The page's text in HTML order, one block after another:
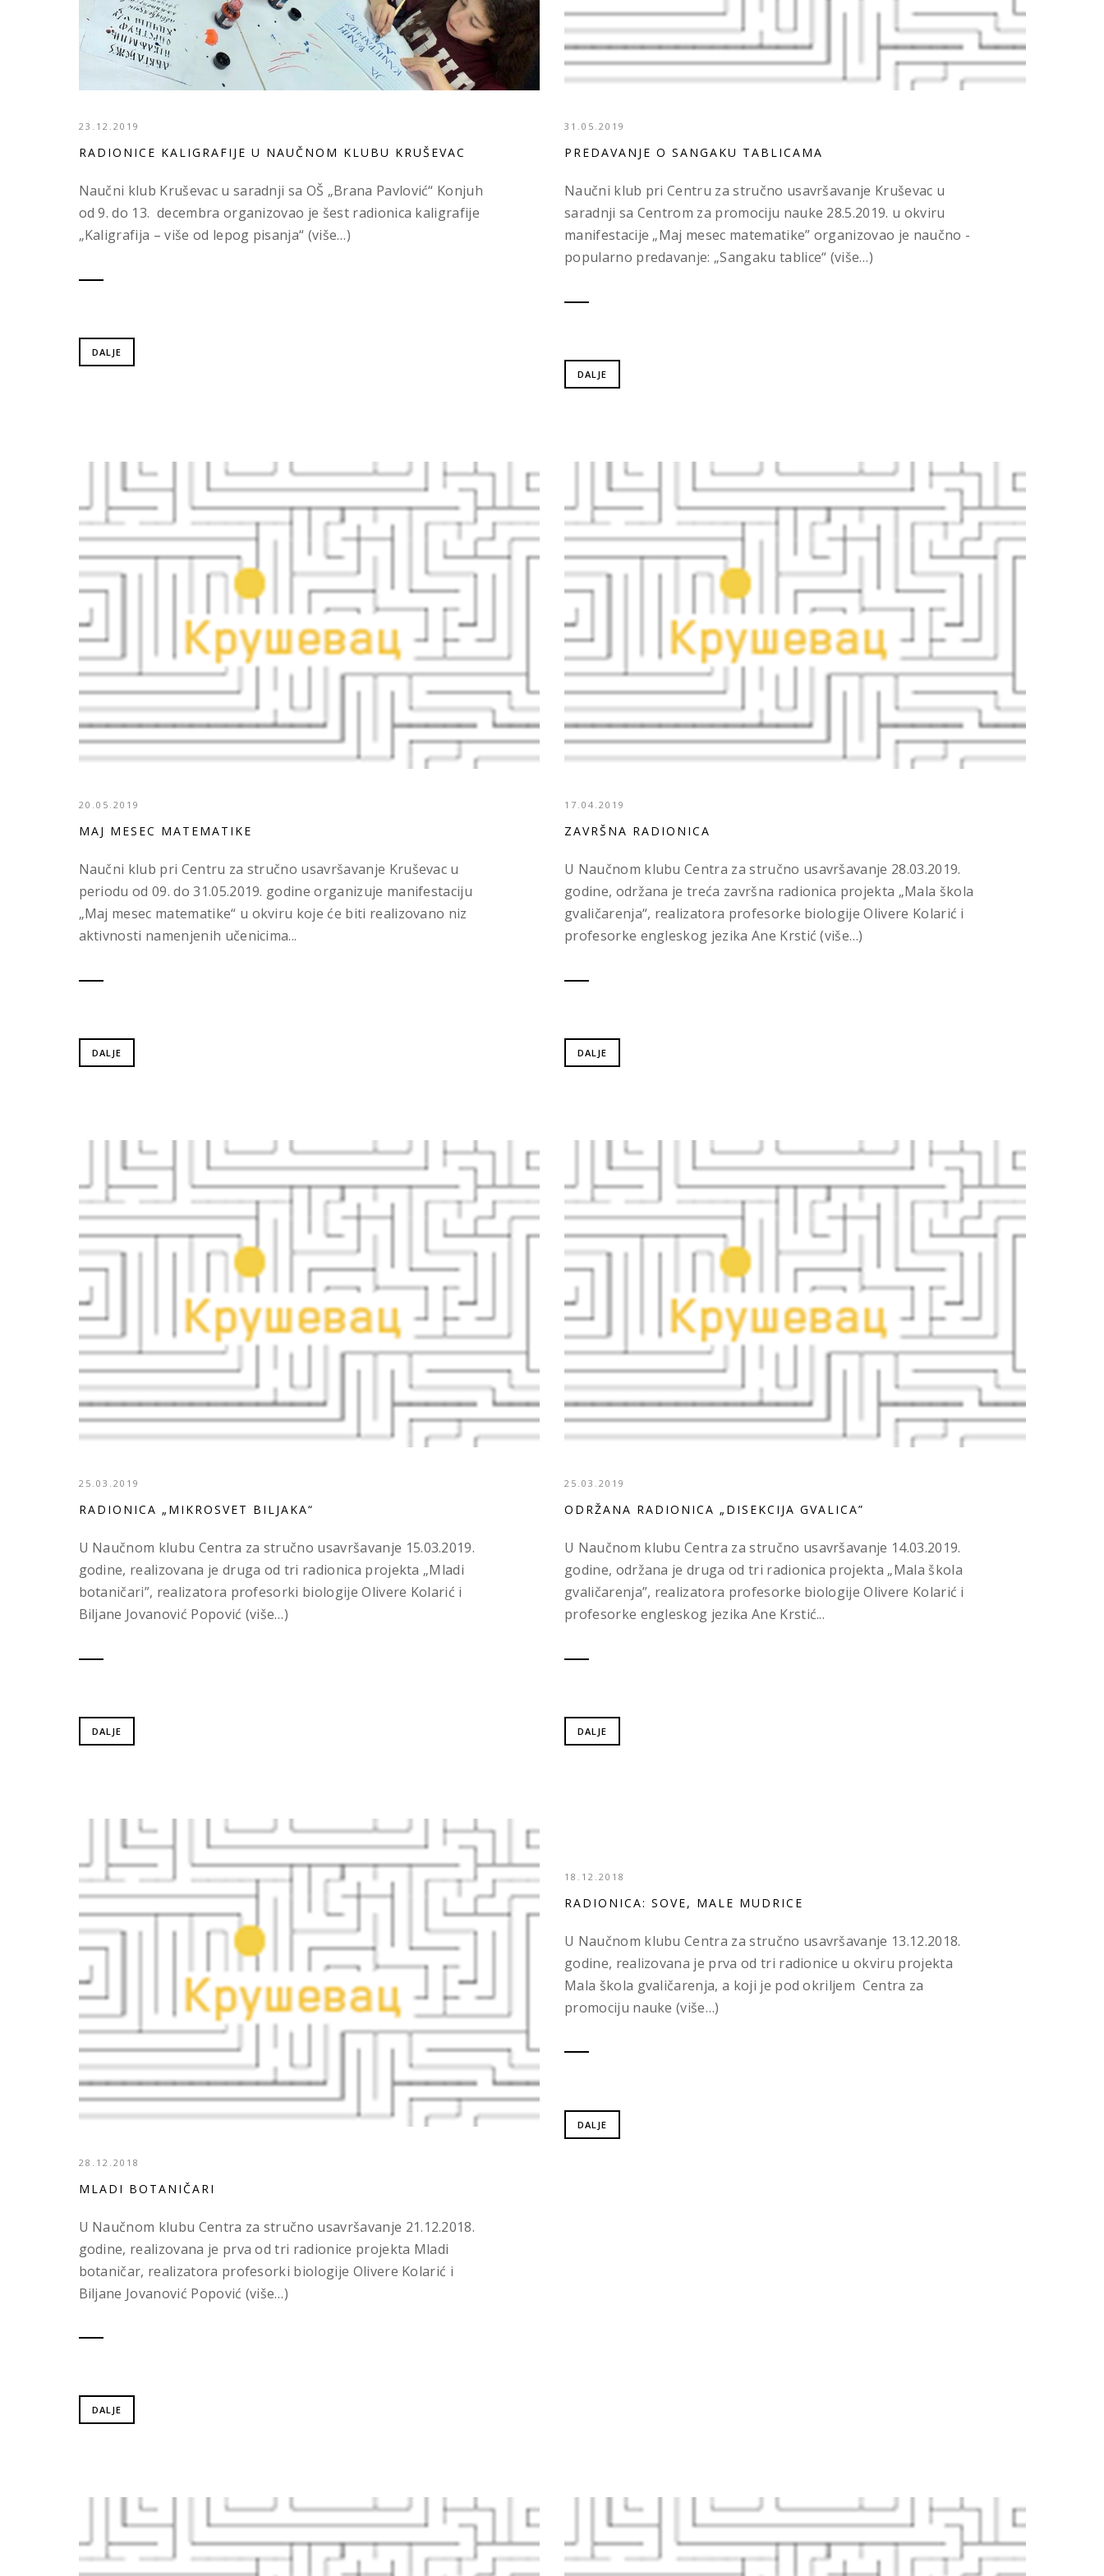
23.12.2019
RADIONICE KALIGRAFIJE U NAUČNOM KLUBU KRUŠEVAC
Naučni klub Kruševac u saradnji sa OŠ „Brana Pavlović“ Konjuh
od 9. do 13. decembra organizovao je šest radionica kaligrafije
„Kaligrafija – više od lepog pisanja“ (više…)
DALJE
31.05.2019
PREDAVANJE O SANGAKU TABLICAMA
Naučni klub pri Centru za stručno usavršavanje Kruševac u
saradnji sa Centrom za promociju nauke 28.5.2019. u okviru
manifestacije „Maj mesec matematike” organizovao je naučno -
popularno predavanje: „Sangaku tablice“ (više…)
DALJE
20.05.2019
MAJ MESEC MATEMATIKE
Naučni klub pri Centru za stručno usavršavanje Kruševac u
periodu od 09. do 31.05.2019. godine organizuje manifestaciju
„Maj mesec matematike“ u okviru koje će biti realizovano niz
aktivnosti namenjenih učenicima...
DALJE
17.04.2019
ZAVRŠNA RADIONICA
U Naučnom klubu Centra za stručno usavršavanje 28.03.2019.
godine, održana je treća završna radionica projekta „Mala škola
gvaličarenja“, realizatora profesorke biologije Olivere Kolarić i
profesorke engleskog jezika Ane Krstić (više…)
DALJE
25.03.2019
RADIONICA „MIKROSVET BILJAKA“
U Naučnom klubu Centra za stručno usavršavanje 15.03.2019.
godine, realizovana je druga od tri radionica projekta „Mladi
botaničari”, realizatora profesorki biologije Olivere Kolarić i
Biljane Jovanović Popović (više…)
DALJE
25.03.2019
ODRŽANA RADIONICA „DISEKCIJA GVALICA”
U Naučnom klubu Centra za stručno usavršavanje 14.03.2019.
godine, održana je druga od tri radionica projekta „Mala škola
gvaličarenja”, realizatora profesorke biologije Olivere Kolarić i
profesorke engleskog jezika Ane Krstić...
DALJE
28.12.2018
MLADI BOTANIČARI
U Naučnom klubu Centra za stručno usavršavanje 21.12.2018.
godine, realizovana je prva od tri radionice projekta Mladi
botaničar, realizatora profesorki biologije Olivere Kolarić i
Biljane Jovanović Popović (više…)
DALJE
18.12.2018
RADIONICA: SOVE, MALE MUDRICE
U Naučnom klubu Centra za stručno usavršavanje 13.12.2018.
godine, realizovana je prva od tri radionice u okviru projekta
Mala škola gvaličarenja, a koji je pod okriljem Centra za
promociju nauke (više…)
DALJE